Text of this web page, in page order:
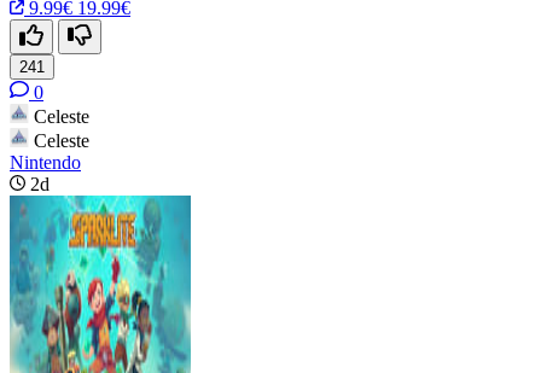
9.99€ 19.99€
241
0
Celeste
Celeste
Nintendo
2d